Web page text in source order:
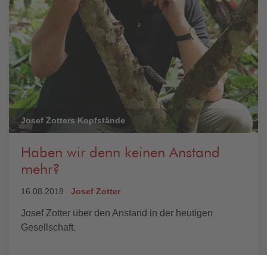
Josef Zotters Kopfstände
Haben wir denn keinen Anstand
mehr?
16.08.2018 Josef Zotter
Josef Zotter über den Anstand in der heutigen
Gesellschaft.